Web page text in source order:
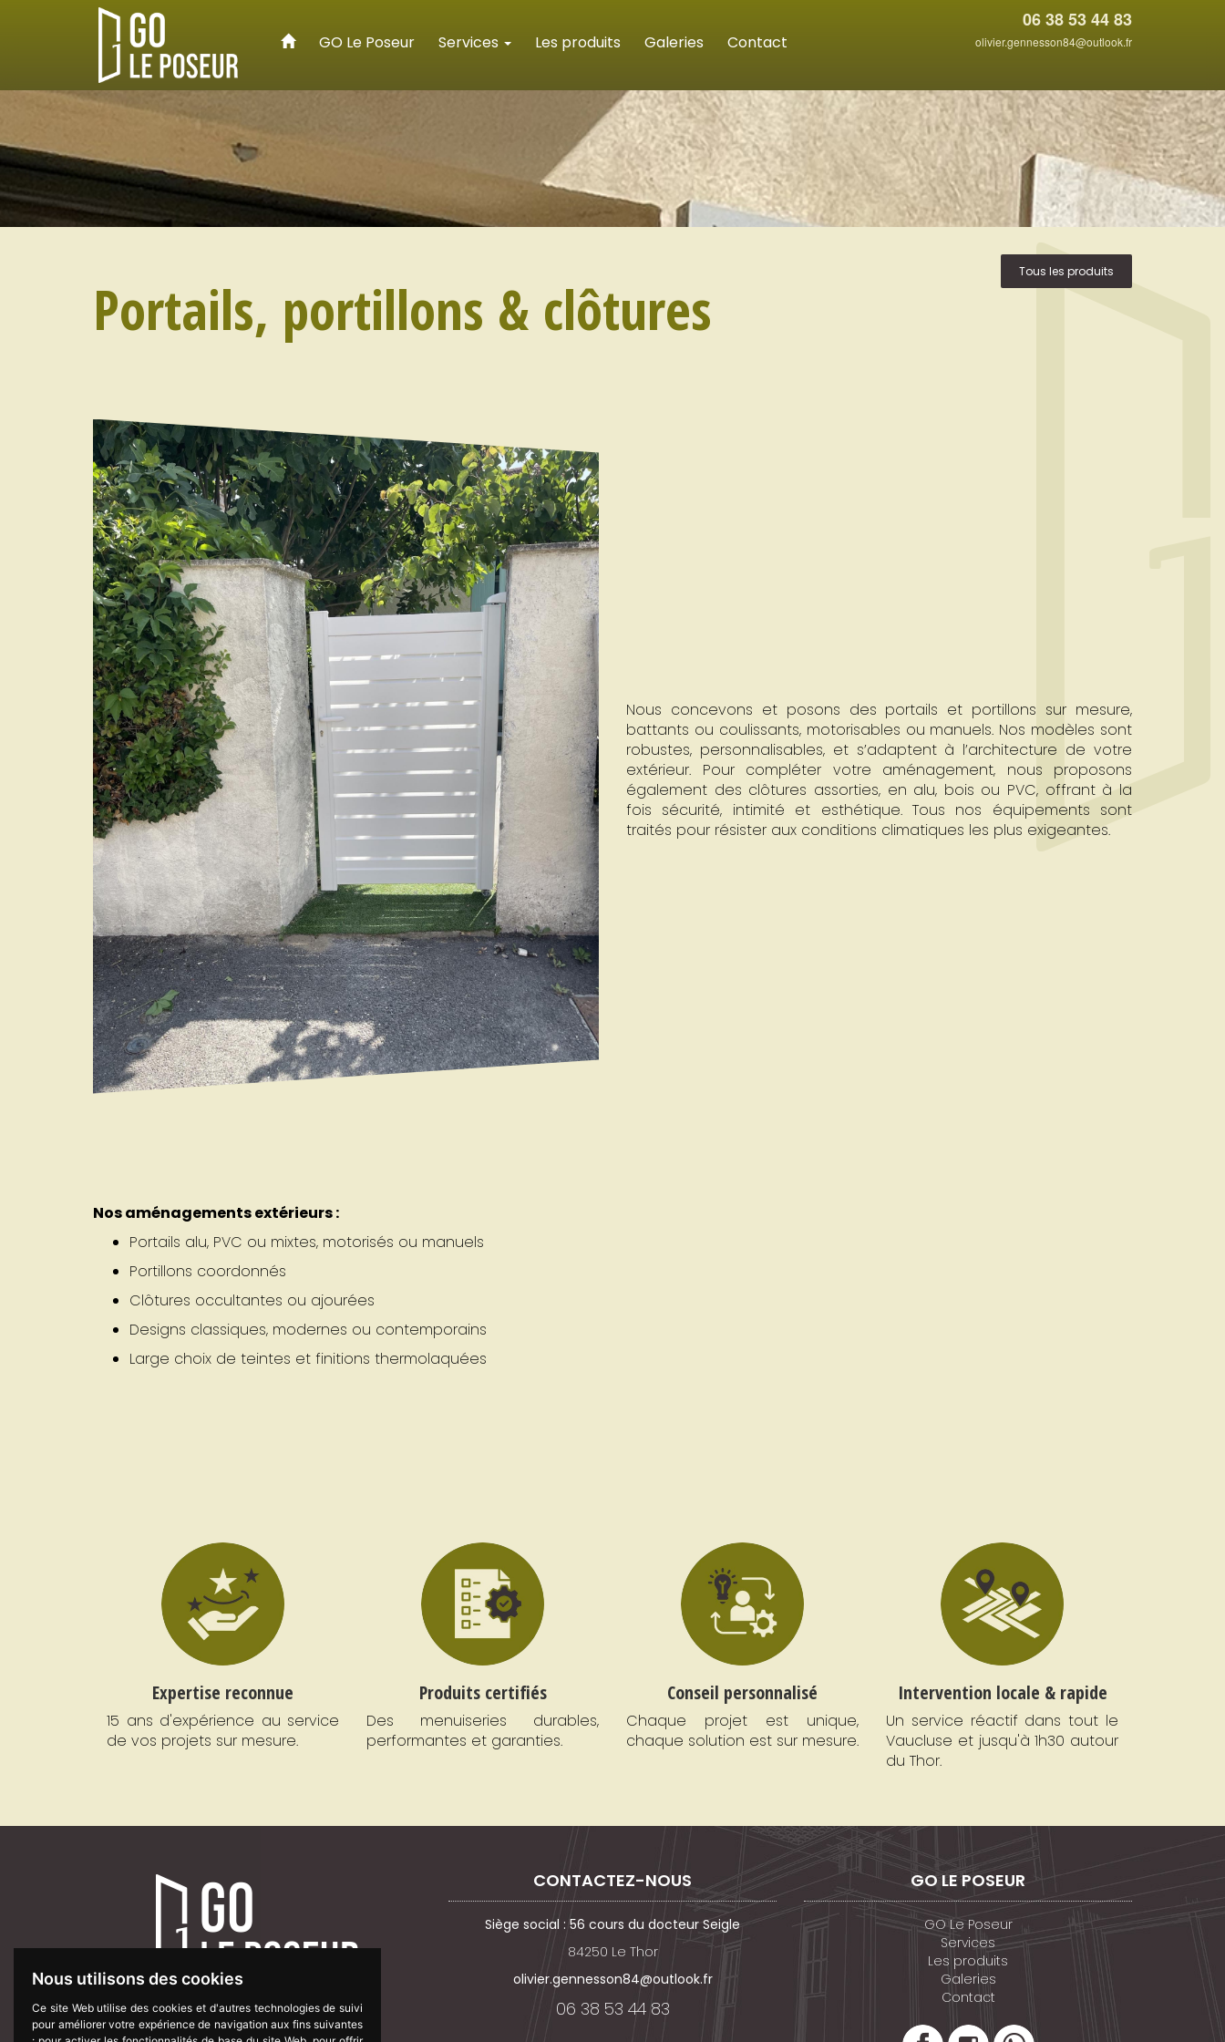
Nous utilisons des cookies
Ce site Web utilise des cookies et d'autres technologies de suivi
pour améliorer votre expérience de navigation aux fins suivantes
GO Le Poseur Services Les produits Galeries Contact
06 38 53 44 83
olivier.gennesson84@outlook.fr
Portails, portillons & clôtures
Tous les produits
Nous concevons et posons des portails et portillons sur mesure,
battants ou coulissants, motorisables ou manuels. Nos modèles sont
robustes, personnalisables, et s’adaptent à l’architecture de votre
extérieur. Pour compléter votre aménagement, nous proposons
également des clôtures assorties, en alu, bois ou PVC, offrant à la
fois sécurité, intimité et esthétique. Tous nos équipements sont
traités pour résister aux conditions climatiques les plus exigeantes.
Nos aménagements extérieurs :
Portails alu, PVC ou mixtes, motorisés ou manuels
Portillons coordonnés
Clôtures occultantes ou ajourées
Designs classiques, modernes ou contemporains
Large choix de teintes et finitions thermolaquées
Expertise reconnue
15 ans d'expérience au service
de vos projets sur mesure.
Produits certifiés
Des menuiseries durables,
performantes et garanties.
Conseil personnalisé
Chaque projet est unique,
chaque solution est sur mesure.
Intervention locale & rapide
Un service réactif dans tout le
Vaucluse et jusqu'à 1h30 autour
du Thor.
du Lundi au Vendredi de 8h à 18h
CONTACTEZ-NOUS
Siège social : 56 cours du docteur Seigle
84250 Le Thor
olivier.gennesson84@outlook.fr
06 38 53 44 83
GO LE POSEUR
GO Le Poseur
Services
Les produits
Galeries
Contact